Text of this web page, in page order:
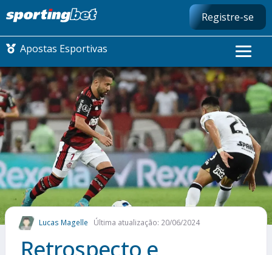
Registre-se
Apostas Esportivas
CONMEBOL LIBERTADORES
FUTEBOL NACIONAL
FUTEBOL INTERNACIONAL
COMO APOSTAR
MAIS ESPORTES
Lucas Magelle Última atualização: 20/06/2024